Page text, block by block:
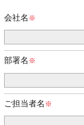
会社名
部署名
ご担当者名